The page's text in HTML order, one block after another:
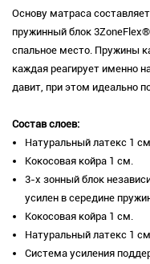
Основу матраса
пружинный блок
спальное место. Пружины
каждая реагирует именно
давит, при этом идеально
Состав слоев:
Натуральный латекс 1 см.
Кокосовая койра 1 см.
3-х зонный блок
усилен в середине
Кокосовая койра 1 см.
Натуральный латекс 1 см.
Система усиления